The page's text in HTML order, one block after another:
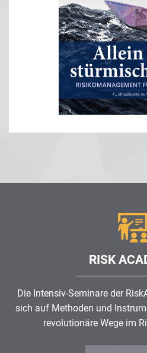
RISK
Die Intensiv-Seminare der
sich auf Methoden und
revolutionäre Wege im